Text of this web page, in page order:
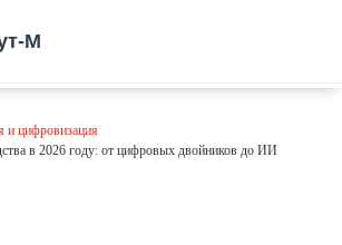
и цифровизация
в 2026 году: от цифровых двойников до ИИ